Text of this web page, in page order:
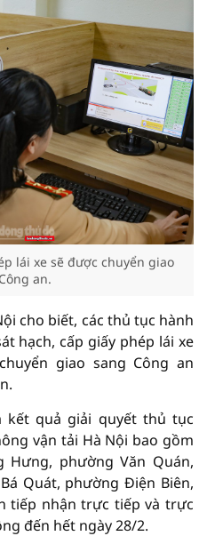
lái xe sẽ được chuyển giao
an.
cho biết, các thủ tục hành
hạch, cấp giấy phép lái xe
giao sang Công an
kết quả giải quyết thủ tục
vận tải Hà Nội bao gồm
Hưng, phường Văn Quán,
Quát, phường Điện Biên,
tiếp nhận trực tiếp và trực
đến hết ngày 28/2.